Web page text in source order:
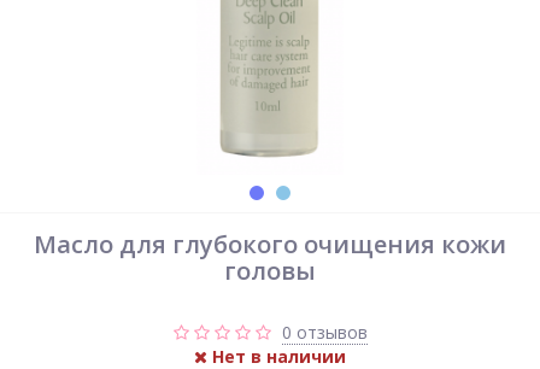
Масло для глубокого очищения кожи
головы
0 отзывов
Нет в наличии